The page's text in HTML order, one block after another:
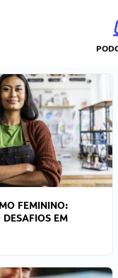
FEMININO:
EM